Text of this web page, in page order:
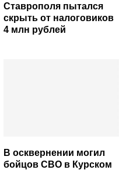
Ставрополя пытался
скрыть от налоговиков
4 млн рублей
В осквернении могил
бойцов СВО в Курском